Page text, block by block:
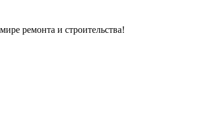
ремонта и строительства!